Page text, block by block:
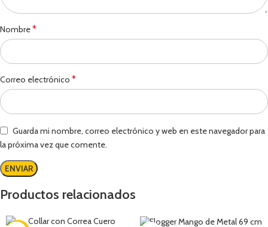
Nombre*
Correo electrónico *
Guarda mi nombre, correo electrónico y web en este navegador para
la próxima vez que comente.
Productos relacionados